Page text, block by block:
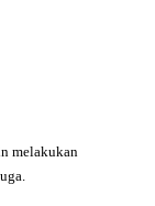
melakukan